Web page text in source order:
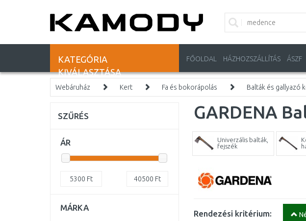
KATEGÓRIA
KIVÁLASZTÁSA
FŐOLDAL HÁZHOZSZÁLLÍTÁS ÁSZF
Webáruház Kert Fa és bokorápolás Balták és gallyazó
GARDENA
Univerzális balták,
fejszék
Rendezési kritérium:
SZŰRÉS
ÁR
5300 Ft 40500 Ft
MÁRKA